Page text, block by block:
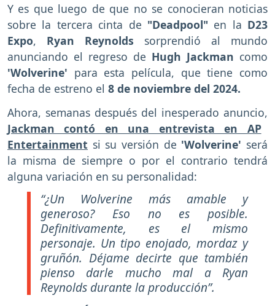
Y es que luego de que no se conocieran noticias
sobre la tercera cinta de "Deadpool" en la D23
Expo, Ryan Reynolds sorprendió al mundo
anunciando el regreso de Hugh Jackman como
'Wolverine' para esta película, que tiene como
fecha de estreno el 8 de noviembre del 2024.
Ahora, semanas después del inesperado anuncio,
Jackman contó en una entrevista en AP
Entertainment si su versión de 'Wolverine' será
la misma de siempre o por el contrario tendrá
alguna variación en su personalidad:
“¿Un Wolverine más amable y
generoso? Eso no es posible.
Definitivamente, es el mismo
personaje. Un tipo enojado, mordaz y
gruñón. Déjame decirte que también
pienso darle mucho mal a Ryan
Reynolds durante la producción”.